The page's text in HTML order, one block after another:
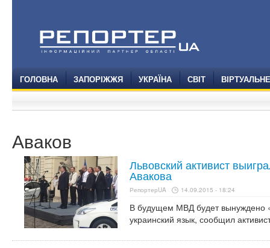
ГОЛОВНА ЗАПОРІЖЖЯ УКРАЇНА СВІТ
Аваков
Львовский активист
Авакова
РепортерUA 14.09.2015 - 18:24
В будущем МВД будет вынуждено
украинский язык, сообщил